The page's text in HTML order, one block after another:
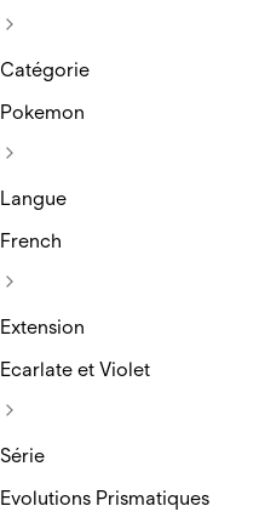
Catégorie
Pokemon
Langue
French
Extension
Ecarlate et Violet
Série
Evolutions Prismatiques